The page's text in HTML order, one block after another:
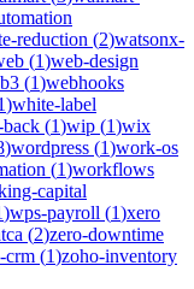
reduction (2)watsonx-
(1)web-design
(1)webhooks
)white-label
(1)wip (1)wix
)wordpress (1)work-os
(1)workflows
capital
)wps-payroll (1)xero
(2)zero-downtime
crm (1)zoho-inventory